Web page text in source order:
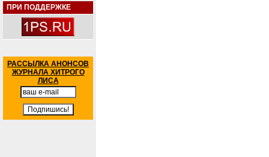
ПРИ ПОДДЕРЖКЕ
РАССЫЛКА АНОНСОВ
ЖУРНАЛА ХИТРОГО
ЛИСА